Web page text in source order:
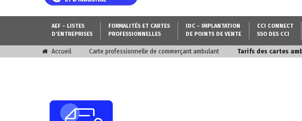
AEF - LISTES
D'ENTREPRISES
FORMALITÉS ET CARTES
PROFESSIONNELLES
IDC - IMPLANTATION
DE POINTS DE VENTE
CCI CONNECT
SSO DES CCI
Accueil Carte professionnelle de commerçant ambulant Tarifs des cartes